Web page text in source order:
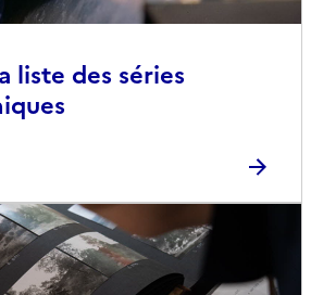
liste des séries